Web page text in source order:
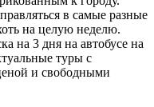
в самые разные
на целую неделю.
на 3 дня на автобусе на
туры с
и свободными